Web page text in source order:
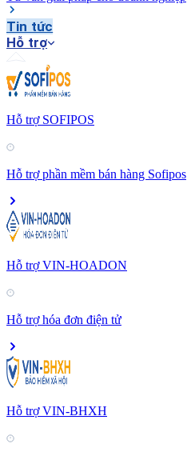
Tin tức
Hỗ trợ
Hỗ trợ SOFIPOS
Hỗ trợ phần mềm bán hàng Sofipos
Hỗ trợ VIN-HOADON
Hỗ trợ hóa đơn điện tử
Hỗ trợ VIN-BHXH